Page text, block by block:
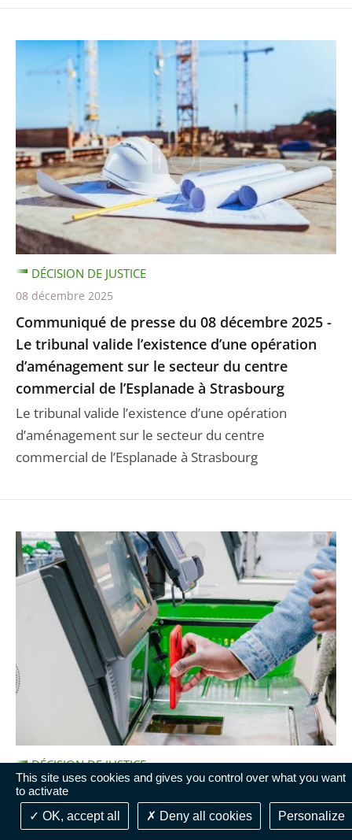
This site uses cookies and gives you control over what you want
to activate
OK, accept all
Deny all cookies Personalize
Communiqué de presse du 08 décembre 2025 -
Le tribunal valide l’existence d’une opération
d’aménagement sur le secteur du centre
commercial de l’Esplanade à Strasbourg
Le tribunal valide l’existence d’une opération
d’aménagement sur le secteur du centre
commercial de l’Esplanade à Strasbourg
DÉCISION DE JUSTICE
08 décembre 2025
Communiqué de presse du 05 décembre 2025 -
« Supermarché U express » à Strasbourg : le
DÉCISION DE JUSTICE
05 décembre 2025